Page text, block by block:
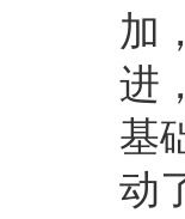
加
进
基
动